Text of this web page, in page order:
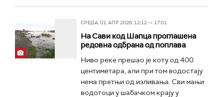
СРЕДА, 01. АПР 2026, 12:12 -> 17:01
На Сави код Шапца проглашена
редовна одбрана од поплава
Ниво реке прешао је коту од 400
центиметара, али при том водостају
нема претњи од изливања. Сви мањи
водотоци у шабачком крају у